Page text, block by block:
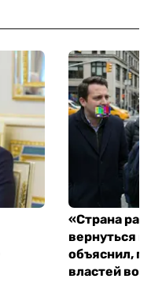
«Страна
вернуться
объяснил,
властей